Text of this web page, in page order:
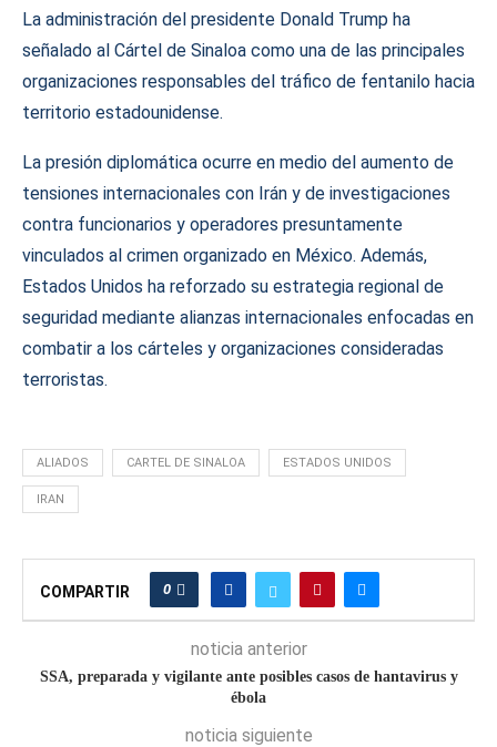
La administración del presidente Donald Trump ha
señalado al Cártel de Sinaloa como una de las principales
organizaciones responsables del tráfico de fentanilo hacia
territorio estadounidense.
La presión diplomática ocurre en medio del aumento de
tensiones internacionales con Irán y de investigaciones
contra funcionarios y operadores presuntamente
vinculados al crimen organizado en México. Además,
Estados Unidos ha reforzado su estrategia regional de
seguridad mediante alianzas internacionales enfocadas en
combatir a los cárteles y organizaciones consideradas
terroristas.
ALIADOS CARTEL DE SINALOA ESTADOS UNIDOS
IRAN
COMPARTIR 0
noticia anterior
SSA, preparada y vigilante ante posibles casos de hantavirus y
ébola
noticia siguiente